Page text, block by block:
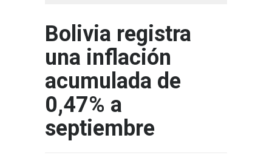
Bolivia registra
una inflación
acumulada de
0,47% a
septiembre